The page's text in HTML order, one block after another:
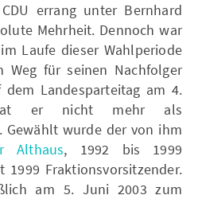
errang unter Bernhard
Mehrheit. Dennoch war
Laufe dieser Wahlperiode
Weg für seinen Nachfolger
Landesparteitag am 4.
er nicht mehr als
Gewählt wurde der von ihm
Althaus, 1992 bis 1999
Fraktionsvorsitzender.
am 5. Juni 2003 zum